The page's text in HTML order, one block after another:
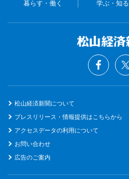
暮らす・働く 学ぶ・知る
松山経済新聞について
プレスリリース・情報提供はこちらから
アクセスデータの利用について
お問い合わせ
広告のご案内